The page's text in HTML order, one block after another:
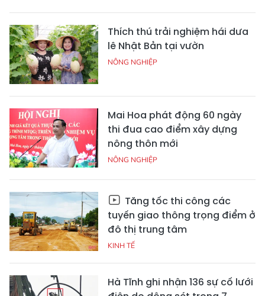
Thích thú trải nghiệm hái dưa
lê Nhật Bản tại vườn
NÔNG NGHIỆP
Mai Hoa phát động 60 ngày
thi đua cao điểm xây dựng
nông thôn mới
NÔNG NGHIỆP
Tăng tốc thi công các
tuyến giao thông trọng điểm ở
đô thị trung tâm
KINH TẾ
Hà Tĩnh ghi nhận 136 sự cố lưới